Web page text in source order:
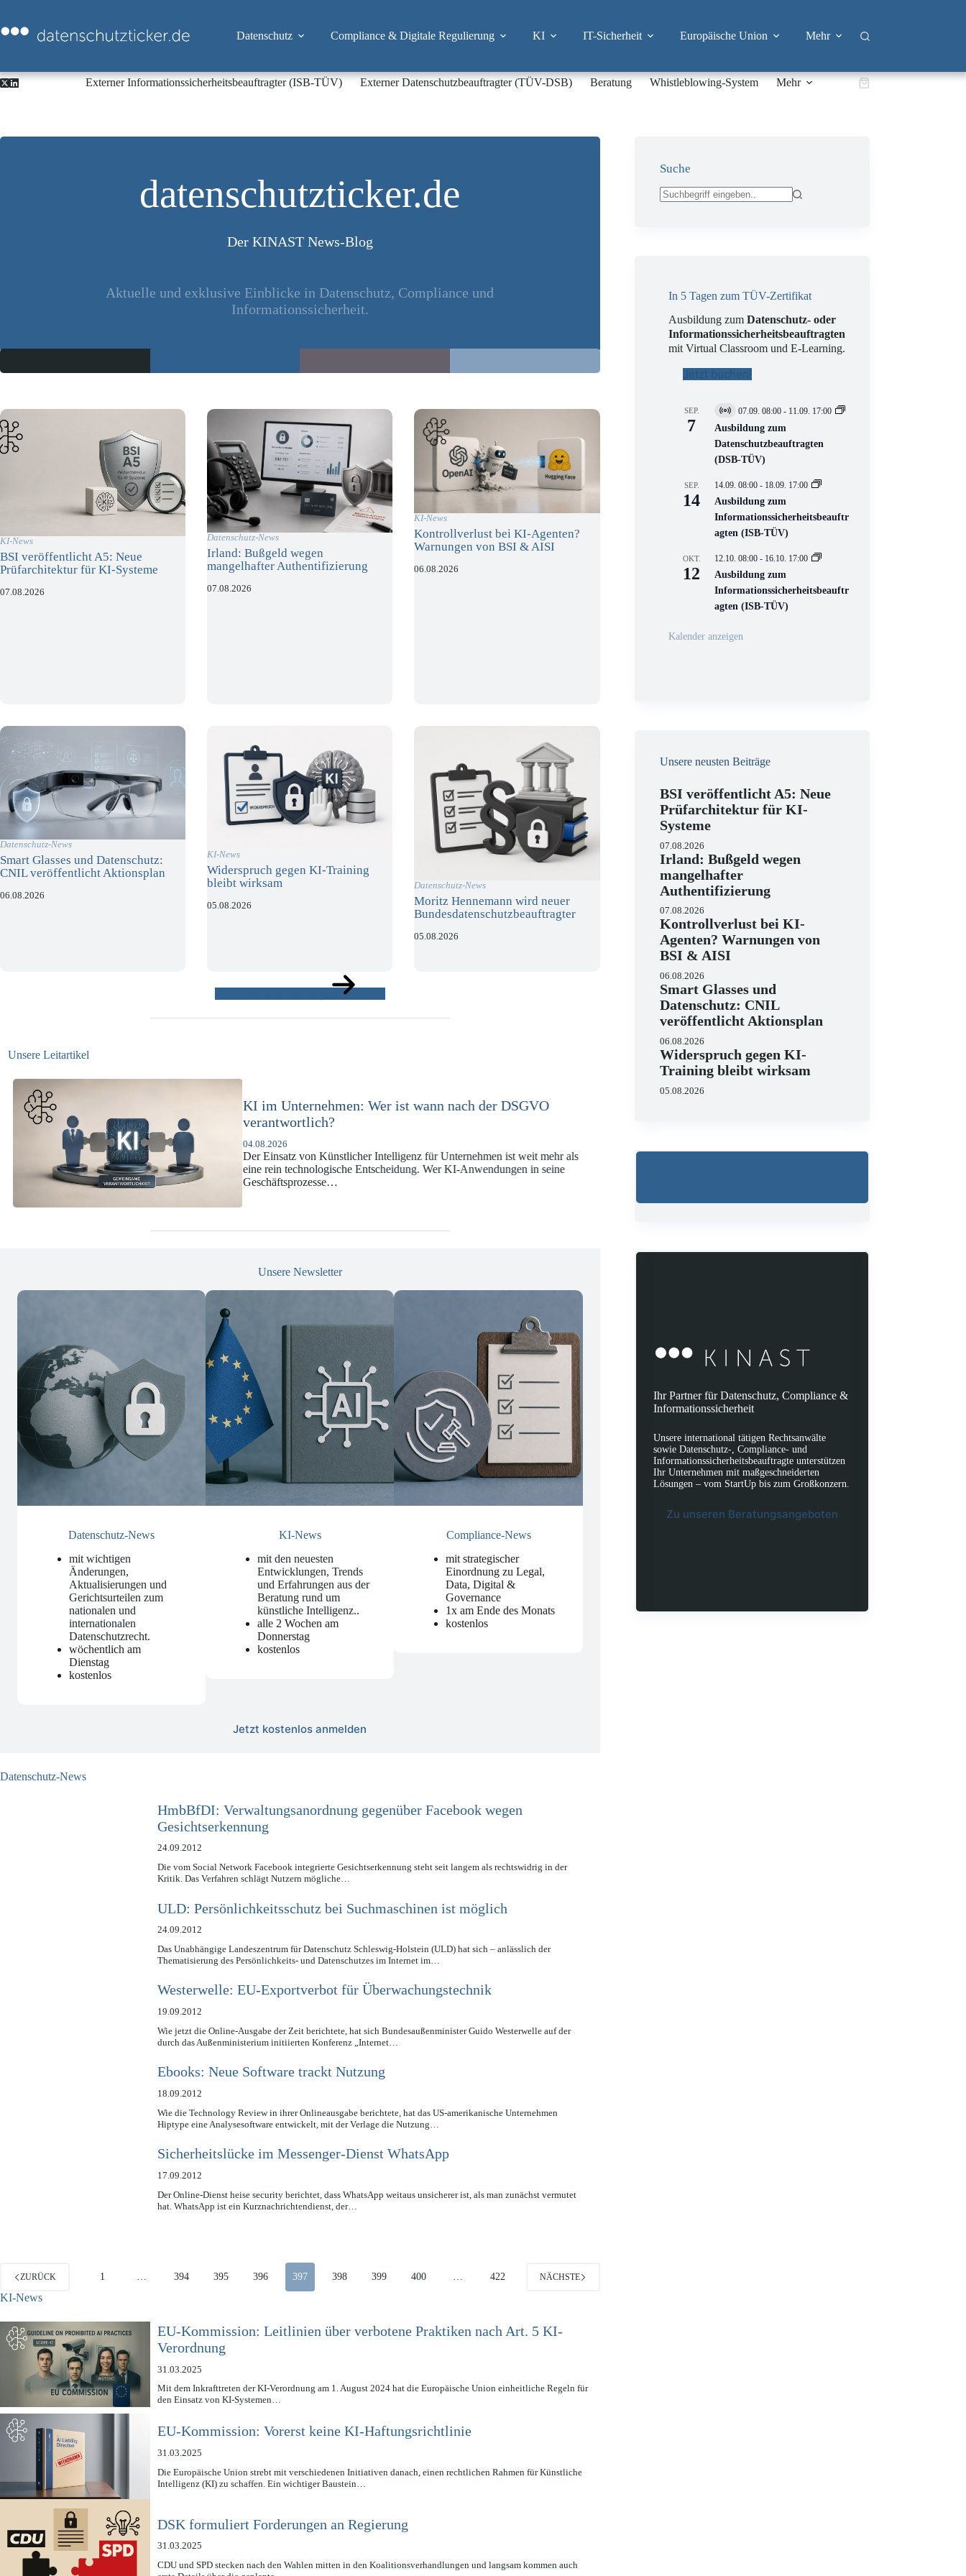
springen
Datenschutz Compliance & Digitale Regulierung KI IT-Sicherheit Europäische Union Mehr
Externer Informationssicherheitsbeauftragter (ISB-TÜV) Externer Datenschutzbeauftragter (TÜV-DSB) Beratung Whistleblowing-System Mehr Warenkorb
datenschutzticker.de
Der KINAST News-Blog
Aktuelle und exklusive Einblicke in Datenschutz, Compliance und
Informationssicherheit.
KI-News
BSI veröffentlicht A5: Neue
Prüfarchitektur für KI-Systeme
07.08.2026
Datenschutz-News
Irland: Bußgeld wegen
mangelhafter Authentifizierung
07.08.2026
KI-News
Kontrollverlust bei KI-Agenten?
Warnungen von BSI & AISI
06.08.2026
Datenschutz-News
Smart Glasses und Datenschutz:
CNIL veröffentlicht Aktionsplan
06.08.2026
KI-News
Widerspruch gegen KI-Training
bleibt wirksam
05.08.2026
Datenschutz-News
Moritz Hennemann wird neuer
Bundesdatenschutzbeauftragter
05.08.2026
Unsere Leitartikel
KI-Compliance in der Versicherungswirtschaft mit DORA,
DSGVO und KI-VO
07.07.2026
Die europäische Digitalregulierung hat in den vergangenen Jahren eine
enorme Komplexität erreicht, die insbesondere Unternehmen der Finanz-
und Versicherungswirtschaft vor…
Unsere Newsletter
Datenschutz-News
mit wichtigen
Änderungen,
Aktualisierungen und
Gerichtsurteilen zum
nationalen und
internationalen
Datenschutzrecht.
wöchentlich am
Dienstag
kostenlos
KI-News
mit den neuesten
Entwicklungen, Trends
und Erfahrungen aus der
Beratung rund um
künstliche Intelligenz..
alle 2 Wochen am
Donnerstag
kostenlos
Compliance-News
mit strategischer
Einordnung zu Legal,
Data, Digital &
Governance
1x am Ende des Monats
kostenlos
Jetzt kostenlos anmelden
Datenschutz-News
HmbBfDI: Verwaltungsanordnung gegenüber Facebook wegen
Gesichtserkennung
24.09.2012
Die vom Social Network Facebook integrierte Gesichtserkennung steht seit langem als rechtswidrig in der
Kritik. Das Verfahren schlägt Nutzern mögliche…
ULD: Persönlichkeitsschutz bei Suchmaschinen ist möglich
24.09.2012
Das Unabhängige Landeszentrum für Datenschutz Schleswig-Holstein (ULD) hat sich – anlässlich der
Thematisierung des Persönlichkeits- und Datenschutzes im Internet im…
Westerwelle: EU-Exportverbot für Überwachungstechnik
19.09.2012
Wie jetzt die Online-Ausgabe der Zeit berichtete, hat sich Bundesaußenminister Guido Westerwelle auf der
durch das Außenministerium initiierten Konferenz „Internet…
Ebooks: Neue Software trackt Nutzung
18.09.2012
Wie die Technology Review in ihrer Onlineausgabe berichtete, hat das US-amerikanische Unternehmen
Hiptype eine Analysesoftware entwickelt, mit der Verlage die Nutzung…
Sicherheitslücke im Messenger-Dienst WhatsApp
17.09.2012
Der Online-Dienst heise security berichtet, dass WhatsApp weitaus unsicherer ist, als man zunächst vermutet
hat. WhatsApp ist ein Kurznachrichtendienst, der…
ZURÜCK 1 … 394 395 396 397 398 399 400 … 422 NÄCHSTE
KI-News
EU-Kommission: Leitlinien über verbotene Praktiken nach Art. 5 KI-
Verordnung
31.03.2025
Mit dem Inkrafttreten der KI-Verordnung am 1. August 2024 hat die Europäische Union einheitliche Regeln für
den Einsatz von KI-Systemen…
EU-Kommission: Vorerst keine KI-Haftungsrichtlinie
31.03.2025
Die Europäische Union strebt mit verschiedenen Initiativen danach, einen rechtlichen Rahmen für Künstliche
Intelligenz (KI) zu schaffen. Ein wichtiger Baustein…
DSK formuliert Forderungen an Regierung
31.03.2025
CDU und SPD stecken nach den Wahlen mitten in den Koalitionsverhandlungen und langsam kommen auch
Suche
In 5 Tagen zum TÜV-Zertifikat
Ausbildung zumDatenschutz- oder
Informationssicherheitsbeauftragten
mit Virtual Classroom und E-Learning.
Jetzt buchen!
SEP.
7
V
i
t
u
l
V
e
r
n
s
t
a
t
n
07.09. 08:00 - 11.09. 17:00
Ausbildung zum
Datenschutzbeauftragten
(DSB-TÜV)
SEP.
14
14.09. 08:00 - 18.09. 17:00
Ausbildung zum
Informationssicherheitsbeauftr
agten (ISB-TÜV)
OKT.
12
12.10. 08:00 - 16.10. 17:00
Ausbildung zum
Informationssicherheitsbeauftr
agten (ISB-TÜV)
Kalender anzeigen
Unsere neusten Beiträge
BSI veröffentlicht A5: Neue
Prüfarchitektur für KI-
Systeme
07.08.2026
Irland: Bußgeld wegen
mangelhafter
Authentifizierung
07.08.2026
Kontrollverlust bei KI-
Agenten? Warnungen von
BSI & AISI
06.08.2026
Smart Glasses und
Datenschutz: CNIL
veröffentlicht Aktionsplan
06.08.2026
Widerspruch gegen KI-
Training bleibt wirksam
05.08.2026
Ihr Partner für Datenschutz, Compliance &
Informationssicherheit
Unsere international tätigen Rechtsanwälte
sowie Datenschutz-, Compliance- und
Informationssicherheitsbeauftragte unterstützen
Ihr Unternehmen mit maßgeschneiderten
Lösungen – vom StartUp bis zum Großkonzern.
Zu unseren Beratungsangeboten